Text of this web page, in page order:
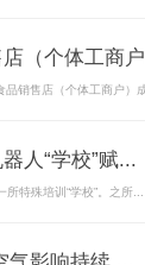
（个体工商
销售店（个体工商户）成
人“学校”赋...
特殊培训“学校”。之所...